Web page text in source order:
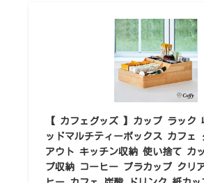
【 カフェグッズ 】カップ ラック
ッドマルチティーボックス カフェ
アウト キッチン収納 使い捨て カ
プ収納 コーヒー プラカップ クリ